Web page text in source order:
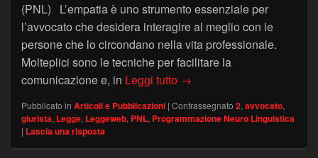
(PNL) L’empatia è uno strumento essenziale per
l’avvocato che desidera interagire al meglio con le
persone che lo circondano nella vita professionale.
Molteplici sono le tecniche per facilitare la
comunicazione e, in Leggi tutto LEGGEWEB n.2 – Il
→
Pubblicato in Articoli e Pubblicazioni | Contrassegnato 2, avvocato,
giurista, Legge, Leggeweb, PNL, Programmazione Neuro Linguistica
| Lascia una risposta